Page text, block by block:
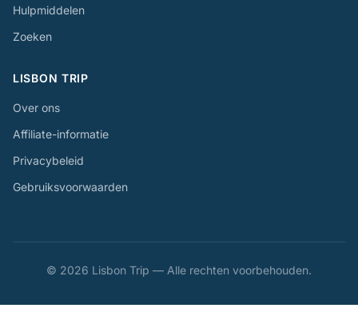
Hulpmiddelen
Zoeken
LISBON TRIP
Over ons
Affiliate-informatie
Privacybeleid
Gebruiksvoorwaarden
© 2026 Lisbon Trip — Alle rechten voorbehouden.